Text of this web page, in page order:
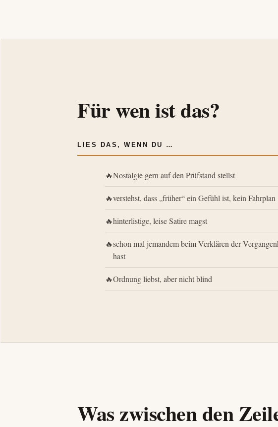
Für wen ist das?
LIES DAS, WENN DU …
Nostalgie gern auf den Prüfstand stellst
verstehst, dass „früher“ ein Gefühl ist, kein Fahrplan
hinterlistige, leise Satire magst
schon mal jemandem beim Verklären der
hast
Ordnung liebst, aber nicht blind
Was zwischen den